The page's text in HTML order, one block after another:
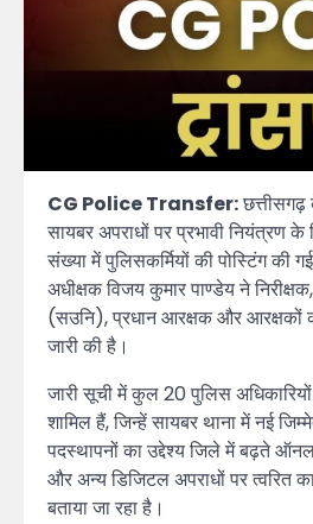
CG Police Transfer:
सायबर अपराधों पर प्रभावी नियंत्रण के
संख्या में पुलिसकर्मियों की पोस्टिंग की
अधीक्षक विजय कुमार पाण्डेय ने
(सउनि), प्रधान आरक्षक और आरक्षकों
जारी की है।
जारी सूची में कुल 20 पुलिस
शामिल हैं, जिन्हें सायबर थाना में नई
पदस्थापनों का उद्देश्य जिले में बढ़ते
और अन्य डिजिटल अपराधों पर त्वरित
बताया जा रहा है।